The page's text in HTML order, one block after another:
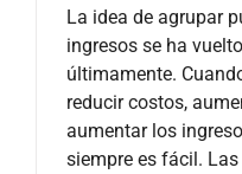
La idea de agrupar
ingresos se ha
últimamente.
reducir costos,
aumentar los
siempre es fácil.